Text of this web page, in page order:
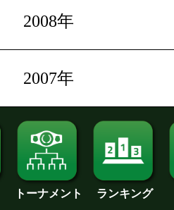
2008年
2007年
トーナメント ランキング